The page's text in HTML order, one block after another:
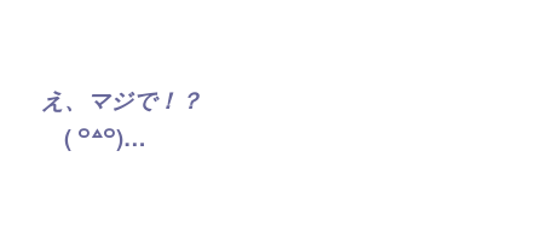
え、マジで！？
( ꒪꒫꒪)…